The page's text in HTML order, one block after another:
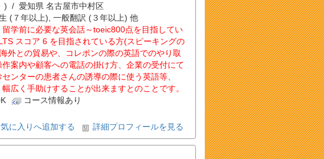
) / 愛知県 名古屋市中村区
(７年以上), 一般翻訳 (３年以上) 他
学前に必要な英会話～toeic800点を目指してい
スコア 6 を目指されている方(スピーキングの
外との貿易や、コレポンの際の英語でのやり取
案内や顧客への電話の掛け方、企業の受付にて
ンターの患者さんの誘導の際に使う英語等、
広く手助けすることが出来ますとのことです。
コース情報あり
に入りへ追加する 詳細プロフィールを見る